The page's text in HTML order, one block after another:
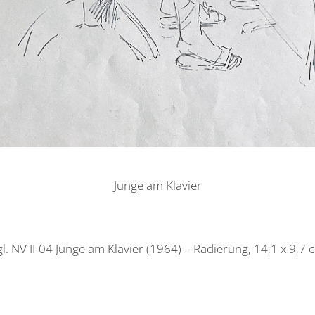
Junge am Klavier
NV II-04 Junge am Klavier (1964) – Radierung, 14,1 x 9,7